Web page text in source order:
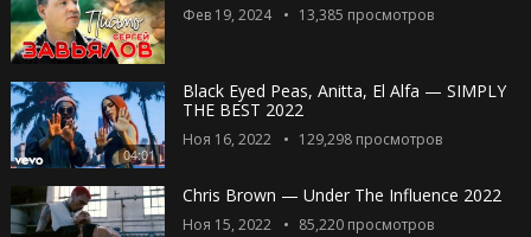
Фев 19, 2024 13,385 просмотров
04:01
Black Eyed Peas, Anitta, El Alfa — SIMPLY
THE BEST 2022
Ноя 16, 2022 129,298просмотров
Chris Brown — Under The Influence 2022
Ноя 15, 2022 85,220просмотров